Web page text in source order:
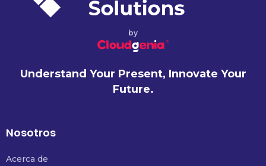
by
Understand Your Present, Innovate Your
Future.
Nosotros
Acerca de